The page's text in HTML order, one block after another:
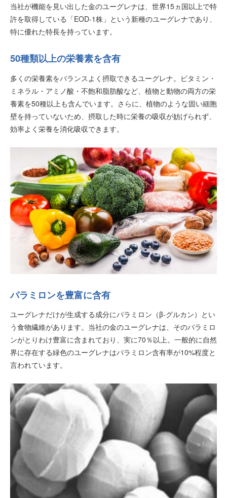
当社が機能を見い出した金のユーグレナは、世界15ヵ国以上で特
許を取得している「EOD-1株」という新種のユーグレナであり、
特に優れた特長を持っています。
50種類以上の栄養素を含有
多くの栄養素をバランスよく摂取できるユーグレナ。ビタミン・
ミネラル・アミノ酸・不飽和脂肪酸など、植物と動物の両方の栄
養素を50種以上も含んでいます。さらに、植物のような固い細胞
壁を持っていないため、摂取した時に栄養の吸収が妨げられず、
効率よく栄養を消化吸収できます。
パラミロンを豊富に含有
ユーグレナだけが生成する成分にパラミロン（β-グルカン）とい
う食物繊維があります。当社の金のユーグレナは、そのパラミロ
ンがとりわけ豊富に含まれており、実に70％以上。一般的に自然
界に存在する緑色のユーグレナはパラミロン含有率が10%程度と
言われています。